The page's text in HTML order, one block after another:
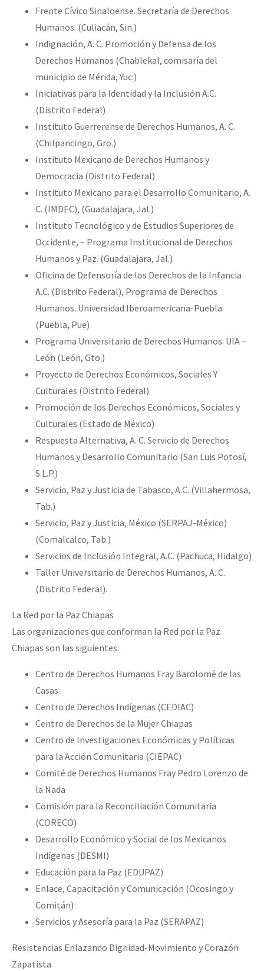
Frente Cívico Sinaloense. Secretaría de Derechos
Humanos. (Culiacán, Sin.)
Indignación, A. C. Promoción y Defensa de los
Derechos Humanos (Chablekal, comisaría del
municipio de Mérida, Yuc.)
Iniciativas para la Identidad y la Inclusión A.C.
(Distrito Federal)
Instituto Guerrerense de Derechos Humanos, A. C.
(Chilpancingo, Gro.)
Instituto Mexicano de Derechos Humanos y
Democracia (Distrito Federal)
Instituto Mexicano para el Desarrollo Comunitario, A.
C. (IMDEC), (Guadalajara, Jal.)
Instituto Tecnológico y de Estudios Superiores de
Occidente, – Programa Institucional de Derechos
Humanos y Paz. (Guadalajara, Jal.)
Oficina de Defensoría de los Derechos de la Infancia
A.C. (Distrito Federal), Programa de Derechos
Humanos. Universidad Iberoamericana-Puebla
(Puebla, Pue)
Programa Universitario de Derechos Humanos. UIA –
León (León, Gto.)
Proyecto de Derechos Económicos, Sociales Y
Culturales (Distrito Federal)
Promoción de los Derechos Económicos, Sociales y
Culturales (Estado de México)
Respuesta Alternativa, A. C. Servicio de Derechos
Humanos y Desarrollo Comunitario (San Luis Potosí,
S.L.P.)
Servicio, Paz y Justicia de Tabasco, A.C. (Villahermosa,
Tab.)
Servicio, Paz y Justicia, México (SERPAJ-México)
(Comalcalco, Tab.)
Servicios de Inclusión Integral, A.C. (Pachuca, Hidalgo)
Taller Universitario de Derechos Humanos, A. C.
(Distrito Federal).
La Red por la Paz Chiapas
Las organizaciones que conforman la Red por la Paz
Chiapas son las siguientes:
Centro de Derechos Humanos Fray Barolomé de las
Casas
Centro de Derechos Indígenas (CEDIAC)
Centro de Derechos de la Mujer Chiapas
Centro de Investigaciones Económicas y Políticas
para la Acción Comunitaria (CIEPAC)
Comité de Derechos Humanos Fray Pedro Lorenzo de
la Nada
Comisión para la Reconciliación Comunitaria
(CORECO)
Desarrollo Económico y Social de los Mexicanos
Indígenas (DESMI)
Educación para la Paz (EDUPAZ)
Enlace, Capacitación y Comunicación (Ocosingo y
Comitán)
Servicios y Asesoría para la Paz (SERAPAZ)
Resistencias Enlazando Dignidad-Movimiento y Corazón
Zapatista